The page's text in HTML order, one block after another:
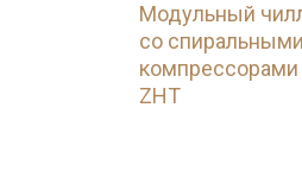
Модульный
со спиральными
компрессорами
ZHT